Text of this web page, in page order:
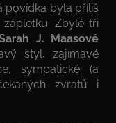
povídka byla příliš
Zbylé tři
J. Maasové
styl, zajímavé
sympatické (a
zvratů i